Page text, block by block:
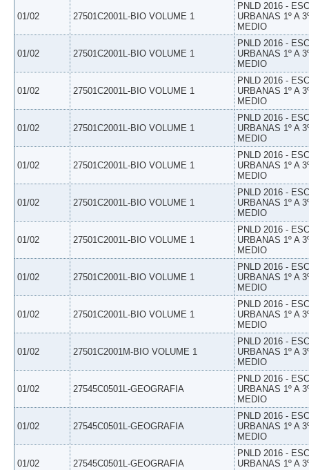
01/02 27501C2001L-BIO VOLUME 1
PNLD 2016 -
URBANAS 1º A
MEDIO
01/02 27501C2001L-BIO VOLUME 1
PNLD 2016 -
URBANAS 1º A
MEDIO
01/02 27501C2001L-BIO VOLUME 1
PNLD 2016 -
URBANAS 1º A
MEDIO
01/02 27501C2001L-BIO VOLUME 1
PNLD 2016 -
URBANAS 1º A
MEDIO
01/02 27501C2001L-BIO VOLUME 1
PNLD 2016 -
URBANAS 1º A
MEDIO
01/02 27501C2001L-BIO VOLUME 1
PNLD 2016 -
URBANAS 1º A
MEDIO
01/02 27501C2001L-BIO VOLUME 1
PNLD 2016 -
URBANAS 1º A
MEDIO
01/02 27501C2001L-BIO VOLUME 1
PNLD 2016 -
URBANAS 1º A
MEDIO
01/02 27501C2001L-BIO VOLUME 1
PNLD 2016 -
URBANAS 1º A
MEDIO
01/02 27501C2001M-BIO VOLUME 1
PNLD 2016 -
URBANAS 1º A
MEDIO
01/02 27545C0501L-GEOGRAFIA
PNLD 2016 -
URBANAS 1º A
MEDIO
01/02 27545C0501L-GEOGRAFIA
PNLD 2016 -
URBANAS 1º A
MEDIO
01/02 27545C0501L-GEOGRAFIA
PNLD 2016 -
URBANAS 1º A